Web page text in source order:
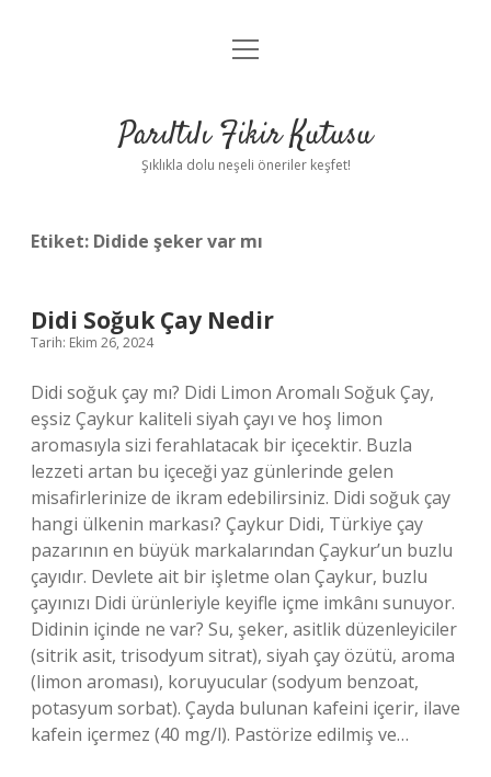
Anasayfa
Yasal Uyarı
menüyü
Parıltılı Fikir Kutusu
Şıklıkla dolu neşeli öneriler keşfet!
Etiket: Didide şeker var mı
Didi Soğuk Çay Nedir
Tarih: Ekim 26, 2024
Didi soğuk çay mı? Didi Limon Aromalı Soğuk Çay,
eşsiz Çaykur kaliteli siyah çayı ve hoş limon
aromasıyla sizi ferahlatacak bir içecektir. Buzla
lezzeti artan bu içeceği yaz günlerinde gelen
misafirlerinize de ikram edebilirsiniz. Didi soğuk çay
hangi ülkenin markası? Çaykur Didi, Türkiye çay
pazarının en büyük markalarından Çaykur’un buzlu
çayıdır. Devlete ait bir işletme olan Çaykur, buzlu
çayınızı Didi ürünleriyle keyifle içme imkânı sunuyor.
Didinin içinde ne var? Su, şeker, asitlik düzenleyiciler
(sitrik asit, trisodyum sitrat), siyah çay özütü, aroma
(limon aroması), koruyucular (sodyum benzoat,
potasyum sorbat). Çayda bulunan kafeini içerir, ilave
kafein içermez (40 mg/l). Pastörize edilmiş ve…